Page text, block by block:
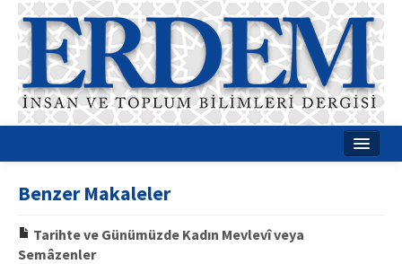
Dergi Kurulları
Benzer Makaleler
Tarihte ve Günümüzde Kadın Mevlevî veya
Semâzenler